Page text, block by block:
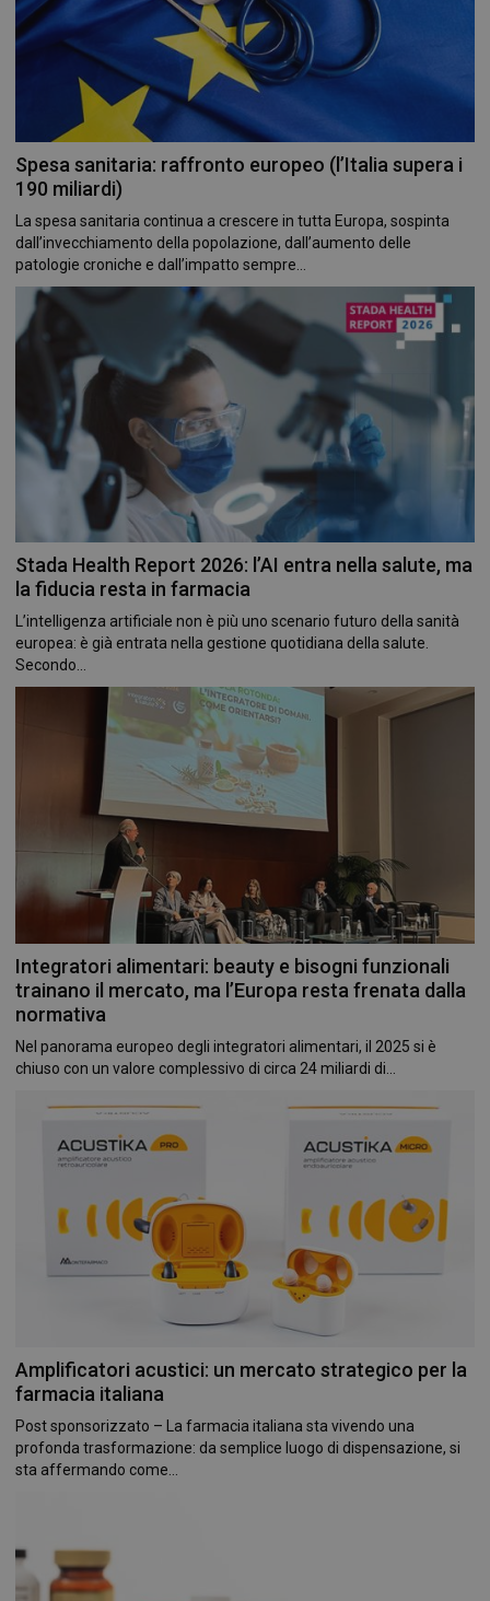
Spesa sanitaria: raffronto europeo (l’Italia supera i
190 miliardi)
La spesa sanitaria continua a crescere in tutta Europa, sospinta
dall’invecchiamento della popolazione, dall’aumento delle
patologie croniche e dall’impatto sempre...
Stada Health Report 2026: l’AI entra nella salute, ma
la fiducia resta in farmacia
L’intelligenza artificiale non è più uno scenario futuro della sanità
europea: è già entrata nella gestione quotidiana della salute.
Secondo...
Integratori alimentari: beauty e bisogni funzionali
trainano il mercato, ma l’Europa resta frenata dalla
normativa
Nel panorama europeo degli integratori alimentari, il 2025 si è
chiuso con un valore complessivo di circa 24 miliardi di...
Amplificatori acustici: un mercato strategico per la
farmacia italiana
Post sponsorizzato – La farmacia italiana sta vivendo una
profonda trasformazione: da semplice luogo di dispensazione, si
sta affermando come...